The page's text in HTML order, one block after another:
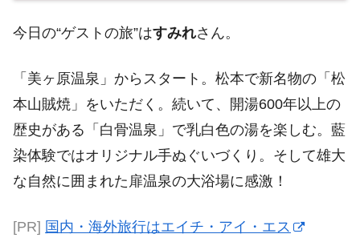
今日の“ゲストの旅”はすみれさん。
「美ヶ原温泉」からスタート。松本で新名物の「松
本山賊焼」をいただく。続いて、開湯600年以上の
歴史がある「白骨温泉」で乳白色の湯を楽しむ。藍
染体験ではオリジナル手ぬぐいづくり。そして雄大
な自然に囲まれた扉温泉の大浴場に感激！
[PR] 国内・海外旅行はエイチ・アイ・エス